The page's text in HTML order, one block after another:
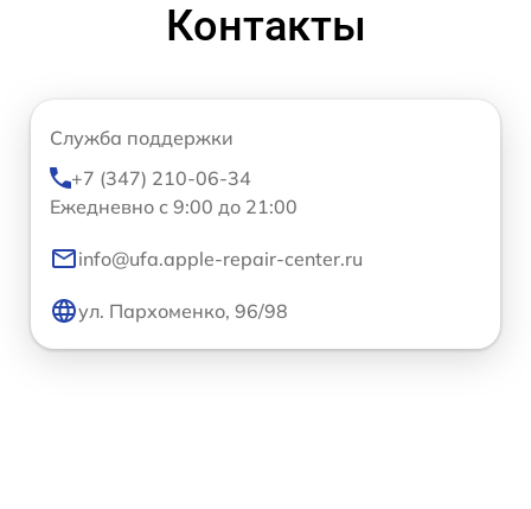
Контакты
Служба поддержки
+7 (347) 210-06-34
Ежедневно с 9:00 до 21:00
info@ufa.apple-repair-center.ru
ул. Пархоменко, 96/98